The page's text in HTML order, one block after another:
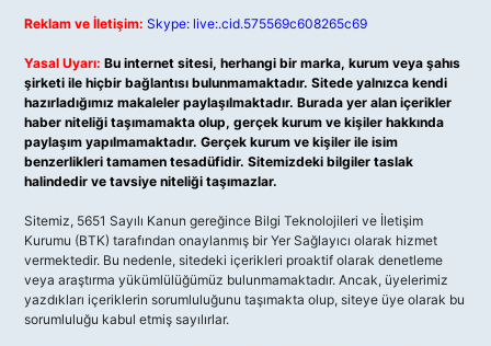
Reklam ve İletişim: Skype: live:.cid.575569c608265c69
Yasal Uyarı: Bu internet sitesi, herhangi bir marka, kurum veya şahıs
şirketi ile hiçbir bağlantısı bulunmamaktadır. Sitede yalnızca kendi
hazırladığımız makaleler paylaşılmaktadır. Burada yer alan içerikler
haber niteliği taşımamakta olup, gerçek kurum ve kişiler hakkında
paylaşım yapılmamaktadır. Gerçek kurum ve kişiler ile isim
benzerlikleri tamamen tesadüfidir. Sitemizdeki bilgiler taslak
halindedir ve tavsiye niteliği taşımazlar.
Sitemiz, 5651 Sayılı Kanun gereğince Bilgi Teknolojileri ve İletişim
Kurumu (BTK) tarafından onaylanmış bir Yer Sağlayıcı olarak hizmet
vermektedir. Bu nedenle, sitedeki içerikleri proaktif olarak denetleme
veya araştırma yükümlülüğümüz bulunmamaktadır. Ancak, üyelerimiz
yazdıkları içeriklerin sorumluluğunu taşımakta olup, siteye üye olarak bu
sorumluluğu kabul etmiş sayılırlar.